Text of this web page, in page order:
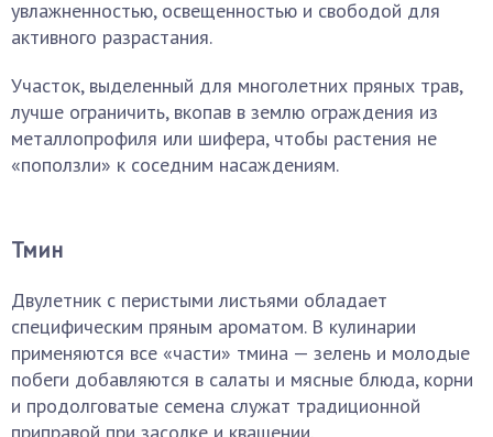
увлажненностью, освещенностью и свободой для
активного разрастания.
Участок, выделенный для многолетних пряных трав,
лучше ограничить, вкопав в землю ограждения из
металлопрофиля или шифера, чтобы растения не
«поползли» к соседним насаждениям.
Тмин
Двулетник с перистыми листьями обладает
специфическим пряным ароматом. В кулинарии
применяются все «части» тмина — зелень и молодые
побеги добавляются в салаты и мясные блюда, корни
и продолговатые семена служат традиционной